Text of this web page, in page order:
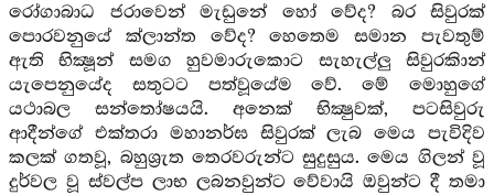
රෝගාබාධ ජරාවෙන් මැඩුනේ හෝ වේද? බර සිවුරක්
පොරවනුයේ ක්ලාන්ත වේද? හෙතෙම සමාන පැවතුම්
ඇති භික්‍ෂූන් සමග හුවමාරුකොට සැහැල්ලු සිවුරකිාන්
යැපෙනුයේද සතුටට පත්වූයේම වේ. මේ මොහුගේ
යථාබල සන්තෝෂයයි. අනෙක් භික්‍ෂුවක්, පටසිවුරු
ආදීන්ගේ එක්තරා මහානර්ඝ සිවුරක් ලැබ මෙය පැවිදිව
කලක් ගතවූ, බහුශ්‍රැත තෙරවරුන්ට සුදුසුය. මෙය ගිලන් වූ
දුර්වල වූ ස්වල්ප ලාභ ලබනවුන්ට වේවායි ඔවුන්ට දී තමා